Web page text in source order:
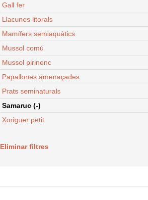
Gall fer
Llacunes litorals
Mamífers semiaquàtics
Mussol comú
Mussol pirinenc
Papallones amenaçades
Prats seminaturals
Samaruc (-)
Xoriguer petit
Eliminar filtres